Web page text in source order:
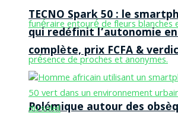
Polémique autour des
TECNO Spark 50 : le
qui redéfinit l’autonomie en
complète, prix FCFA &